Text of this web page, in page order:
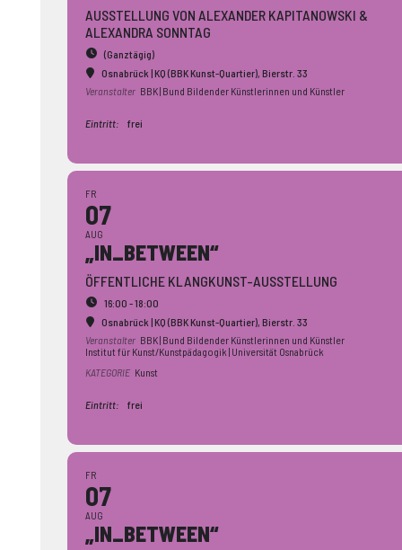
AUSSTELLUNG VON ALEXANDER KAPITANOWSKI &
ALEXANDRA SONNTAG
(Ganztägig)
Osnabrück | KQ (BBK Kunst-Quartier), Bierstr. 33
Veranstalter BBK | Bund Bildender Künstlerinnen und Künstler
Eintritt: frei
FR
07
AUG
„IN_BETWEEN“
ÖFFENTLICHE KLANGKUNST-AUSSTELLUNG
16:00 - 18:00
Osnabrück | KQ (BBK Kunst-Quartier), Bierstr. 33
Veranstalter BBK | Bund Bildender Künstlerinnen und Künstler
Institut für Kunst/Kunstpädagogik | Universität Osnabrück
KATEGORIE Kunst
Eintritt: frei
FR
07
AUG
„IN_BETWEEN“